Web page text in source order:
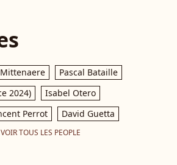
Pascal Bataille
2024)
Isabel Otero
Perrot David Guetta
VOIR TOUS LES PEOPLE